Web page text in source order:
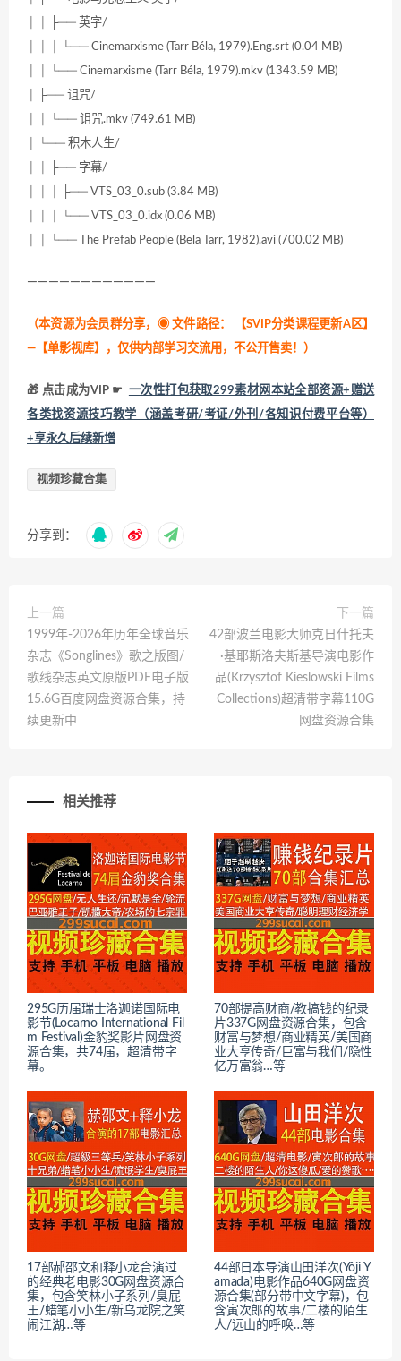
│ │ ├── 英字/
│ │ │ └── Cinemarxisme (Tarr Béla, 1979).Eng.srt (0.04 MB)
│ │ └── Cinemarxisme (Tarr Béla, 1979).mkv (1343.59 MB)
│ ├── 诅咒/
│ │ └── 诅咒.mkv (749.61 MB)
│ └── 积木人生/
│ │ ├── 字幕/
│ │ │ ├── VTS_03_0.sub (3.84 MB)
│ │ │ └── VTS_03_0.idx (0.06 MB)
│ │ └── The Prefab People (Bela Tarr, 1982).avi (700.02 MB)
————————————
（本资源为会员群分享， ◉ 文件路径：
【SVIP分类课程更新A区】
—【单影视库】，仅供内部学习交流用，不公开售卖！ ）
🎁 点击成为VIP ☛ 一次性打包获取299素材网本站全部资源+赠送
各类找资源技巧教学（涵盖考研/考证/外刊/各知识付费平台等）
+享永久后续新增
视频珍藏合集
分享到：
上一篇
1999年-2026年历年全球音乐
杂志《Songlines》歌之版图/
歌线杂志英文原版PDF电子版
15.6G百度网盘资源合集，持
续更新中
下一篇
42部波兰电影大师克日什托夫
·基耶斯洛夫斯基导演电影作
品(Krzysztof Kieslowski Films
Collections)超清带字幕110G
网盘资源合集
相关推荐
295G历届瑞士洛迦诺国际电
影节(Locarno International Fil
m Festival)金豹奖影片网盘资
源合集，共74届，超清带字
幕。
70部提高财商/教搞钱的纪录
片337G网盘资源合集，包含
财富与梦想/商业精英/美国商
业大亨传奇/巨富与我们/隐性
亿万富翁…等
17部郝邵文和释小龙合演过
的经典老电影30G网盘资源合
集，包含笑林小子系列/臭屁
王/蜡笔小小生/新乌龙院之笑
闹江湖…等
44部日本导演山田洋次(Yôji Y
amada)电影作品640G网盘资
源合集(部分带中文字幕)，包
含寅次郎的故事/二楼的陌生
人/远山的呼唤…等